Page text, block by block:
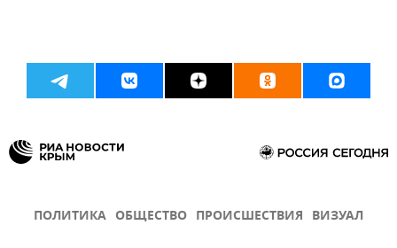
ПОЛИТИКА ОБЩЕСТВО ПРОИСШЕСТВИЯ ВИЗУАЛ